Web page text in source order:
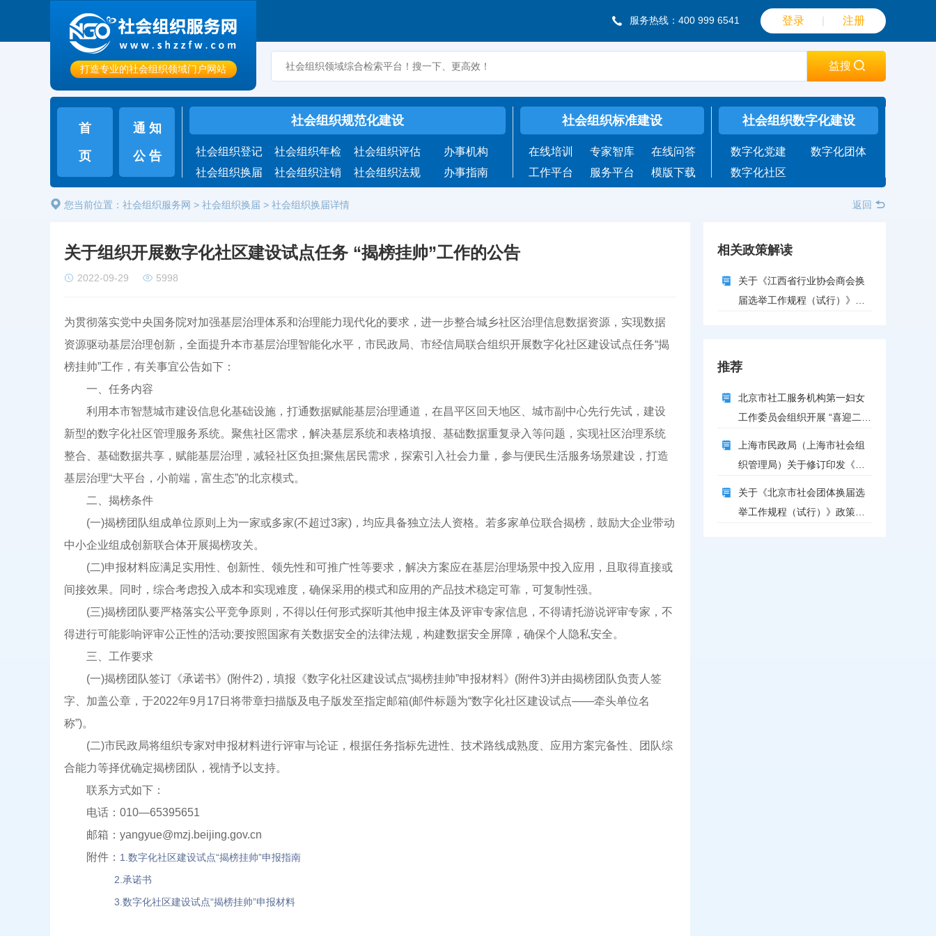
打造专业的社会组织领域门户网站
服务热线：400 999 6541 登录 注册
益搜
首
页
通 知
公 告
社会组织规范化建设
社会组织登记 社会组织年检 社会组织评估
办事机构
社会组织换届
社会组织注销 社会组织法规 办事指南
社会组织标准建设
在线培训 专家智库
在线问答
工作平台
服务平台 模版下载
社会组织数字化建设
数字化党建
数字化团体
数字化社区
您当前位置： 社会组织服务网 > 社会组织换届 > 社会组织换届详情 返回
关于组织开展数字化社区建设试点任务 “揭榜挂帅”工作的公告
2022-09-29 5998
为贯彻落实党中央国务院对加强基层治理体系和治理能力现代化的要求，进一步整合城乡社区治理信息数据资源，实现数据
资源驱动基层治理创新，全面提升本市基层治理智能化水平，市民政局、市经信局联合组织开展数字化社区建设试点任务“揭
榜挂帅”工作，有关事宜公告如下：
一、任务内容
利用本市智慧城市建设信息化基础设施，打通数据赋能基层治理通道，在昌平区回天地区、城市副中心先行先试，建设
新型的数字化社区管理服务系统。聚焦社区需求，解决基层系统和表格填报、基础数据重复录入等问题，实现社区治理系统
整合、基础数据共享，赋能基层治理，减轻社区负担;聚焦居民需求，探索引入社会力量，参与便民生活服务场景建设，打造
基层治理“大平台，小前端，富生态”的北京模式。
二、揭榜条件
(一)揭榜团队组成单位原则上为一家或多家(不超过3家)，均应具备独立法人资格。若多家单位联合揭榜，鼓励大企业带动
中小企业组成创新联合体开展揭榜攻关。
(二)申报材料应满足实用性、创新性、领先性和可推广性等要求，解决方案应在基层治理场景中投入应用，且取得直接或
间接效果。同时，综合考虑投入成本和实现难度，确保采用的模式和应用的产品技术稳定可靠，可复制性强。
(三)揭榜团队要严格落实公平竞争原则，不得以任何形式探听其他申报主体及评审专家信息，不得请托游说评审专家，不
得进行可能影响评审公正性的活动;要按照国家有关数据安全的法律法规，构建数据安全屏障，确保个人隐私安全。
三、工作要求
(一)揭榜团队签订《承诺书》(附件2)，填报《数字化社区建设试点“揭榜挂帅”申报材料》(附件3)并由揭榜团队负责人签
字、加盖公章，于2022年9月17日将带章扫描版及电子版发至指定邮箱(邮件标题为“数字化社区建设试点——牵头单位名
称”)。
(二)市民政局将组织专家对申报材料进行评审与论证，根据任务指标先进性、技术路线成熟度、应用方案完备性、团队综
合能力等择优确定揭榜团队，视情予以支持。
联系方式如下：
电话：010—65395651
邮箱：yangyue@mzj.beijing.gov.cn
附件： 1.数字化社区建设试点“揭榜挂帅”申报指南
2.承诺书
3.数字化社区建设试点“揭榜挂帅”申报材料
相关政策解读
关于《江西省行业协会商会换
届选举工作规程（试行）》的
推荐
北京市社工服务机构第一妇女
工作委员会组织开展 “喜迎二十
上海市民政局（上海市社会组
织管理局）关于修订印发《上
关于《北京市社会团体换届选
举工作规程（试行）》政策解